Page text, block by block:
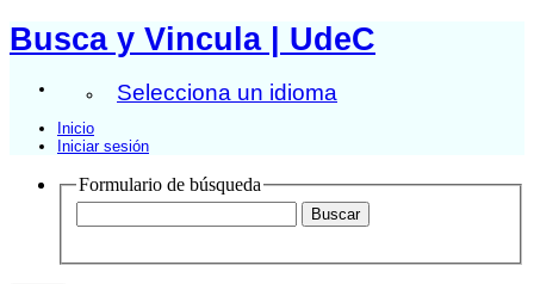
Busca y Vincula | UdeC
Selecciona un idioma
Inicio
Iniciar sesión
Formulario de búsqueda